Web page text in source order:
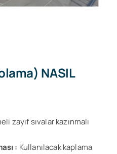
NASIL
zayıf sıvalar kazınmalı
: Kullanılacak kaplama